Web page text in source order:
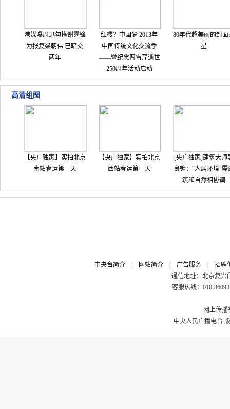
港媒曝周迅勾搭谢霆锋
为报复梁朝伟 已暗交
两年
红楼？中国梦 2013年
中国传统文化交流季
——暨纪念曹雪芹逝世
250周年活动启动
80年代超美丽的封面
星
高清组图
【央广独家】实拍北京
南站春运第一天
【央广独家】实拍北京
西站春运第一天
[央广独家]建筑大师
良镛："人居环境"需
筑和自然相协调
中央台简介 网站简介 广告服务
招聘
通信地址：北京复兴
客服热线：010-
网上传播
中央人民广播电台